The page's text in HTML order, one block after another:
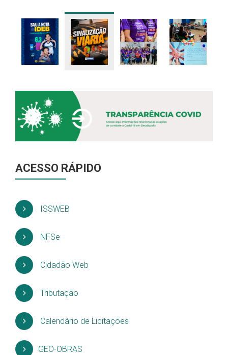
ACESSO RÁPIDO
ISSWEB
NFSe
Cidadão Web
Tributação
Calendário de Licitações
GEO-OBRAS